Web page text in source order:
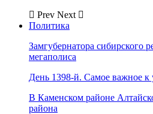
Prev Next
Политика
Замгубернатора сибирского
мегаполиса
День 1398-й. Самое важное к
В Каменском районе
района